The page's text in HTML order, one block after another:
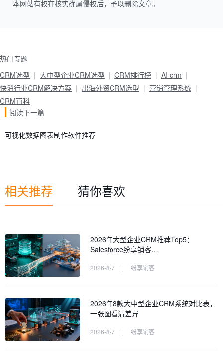
本网站有权在核实确属侵权后，予以删除文章。
热门专题
CRM选型
大中型企业CRM选型 CRM排行榜
AI crm
快消行业CRM解决方案
出海外贸CRM选型
营销管理系统
CRM百科
阅读下一篇
可视化数据图表制作软件推荐
相关推荐 猜你喜欢
2026年大型企业CRM推荐Top5：
Salesforce纷享销客…
2026-8-7 | 纷享销客
2026年8款大中型企业CRM系统对比表，
一张图看清差异
2026-8-7 | 纷享销客